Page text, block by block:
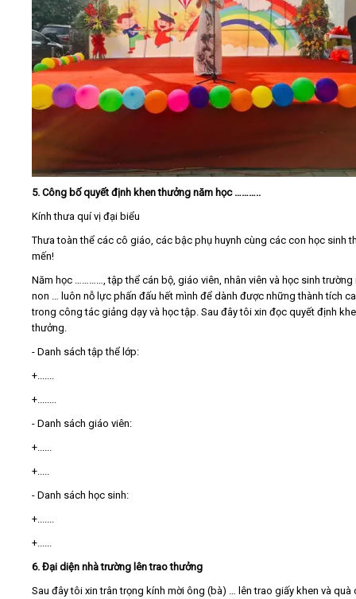
5. Công bố quyết định khen thưởng năm học ………..
Kính thưa quí vị đại biểu
Thưa toàn thể các cô giáo, các bậc phụ huynh cùng các con học sinh
mến!
Năm học …………, tập thể cán bộ, giáo viên, nhân viên và học sinh trường
non … luôn nỗ lực phấn đấu hết mình để dành được những thành tích
trong công tác giảng dạy và học tập. Sau đây tôi xin đọc quyết định
thưởng.
- Danh sách tập thể lớp:
+.......
+........
- Danh sách giáo viên:
+......
+.....
- Danh sách học sinh:
+.......
+......
6. Đại diện nhà trường lên trao thưởng
Sau đây tôi xin trân trọng kính mời ông (bà) … lên trao giấy khen và quà